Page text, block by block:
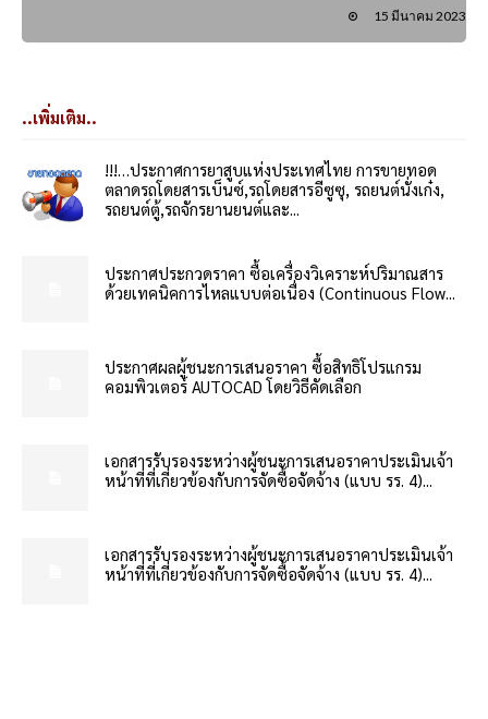
15 มีนาคม 2023
..เพิ่มเติม..
!!!…ประกาศการยาสูบแห่งประเทศไทย การขายทอด
ตลาดรถโดยสารเบ็นซ์,รถโดยสารอีซูซุ, รถยนต์นั่งเก๋ง,
รถยนต์ตู้,รถจักรยานยนต์และ...
ประกาศประกวดราคา ซื้อเครื่องวิเคราะห์ปริมาณสาร
ด้วยเทคนิคการไหลแบบต่อเนื่อง (Continuous Flow...
ประกาศผลผู้ชนะการเสนอราคา ซื้อสิทธิโปรแกรม
คอมพิวเตอร์ AUTOCAD โดยวิธีคัดเลือก
เอกสารรับรองระหว่างผู้ชนะการเสนอราคาประเมินเจ้า
หน้าที่ที่เกี่ยวข้องกับการจัดซื้อจัดจ้าง (แบบ รร. 4)...
เอกสารรับรองระหว่างผู้ชนะการเสนอราคาประเมินเจ้า
หน้าที่ที่เกี่ยวข้องกับการจัดซื้อจัดจ้าง (แบบ รร. 4)...